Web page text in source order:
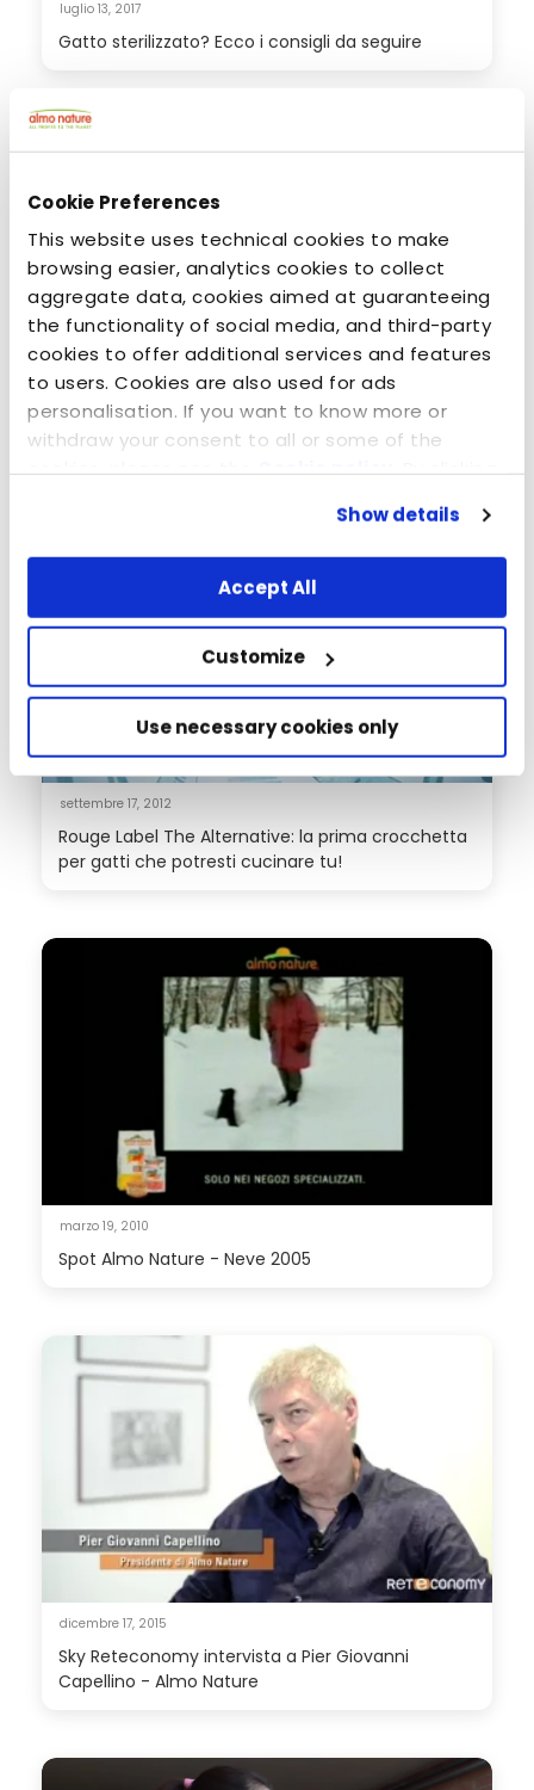
Cookie Preferences
This website uses technical cookies to make
browsing easier, analytics cookies to collect
aggregate data, cookies aimed at guaranteeing
the functionality of social media, and third-party
cookies to offer additional services and features
to users. Cookies are also used for ads
personalisation. If you want to know more or
withdraw your consent to all or some of the
cookies, please see theCookie policy. By clicking
scrolling this webpage or continuing to browse in
any other way, you agree to the use of cookies.
Show details
Accept All
Customize
Use necessary cookies only
luglio 13, 2017
Gatto sterilizzato? Ecco i consigli da seguire
maggio 3, 2016
Alternative - crocchette 100% HFC per cani
settembre 17, 2012
Rouge Label The Alternative: la prima crocchetta
per gatti che potresti cucinare tu!
marzo 19, 2010
Spot Almo Nature - Neve 2005
dicembre 17, 2015
Sky Reteconomy intervista a Pier Giovanni
Capellino - Almo Nature